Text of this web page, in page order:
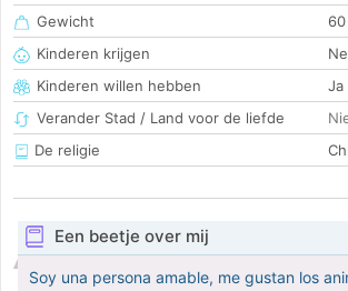
Gewicht
60
Kinderen krijgen
Kinderen willen hebben
Ja
Verander Stad / Land voor de liefde
De religie
Een beetje over mij
Soy una persona amable, me gustan los